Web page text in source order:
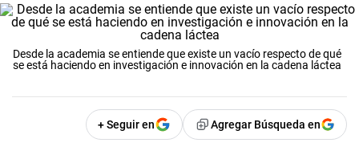
Desde la academia se entiende que existe un vacío respecto de qué
se está haciendo en investigación e innovación en la cadena láctea
+ Seguir en Agregar Búsqueda en